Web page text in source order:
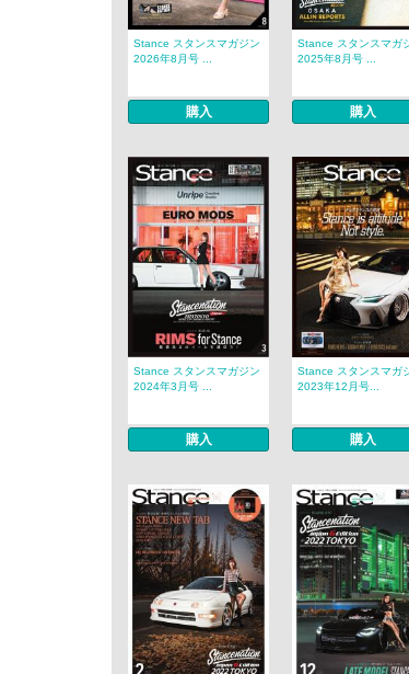
Stance スタンスマガジン
2026年8月号 ...
購入
Stance スタンスマガ
2025年8月号 ...
購入
Stance スタンスマガジン
2024年3月号 ...
購入
Stance スタンスマガ
2023年12月号...
購入